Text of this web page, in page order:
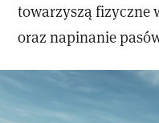
towarzyszą fizyczne
oraz napinanie